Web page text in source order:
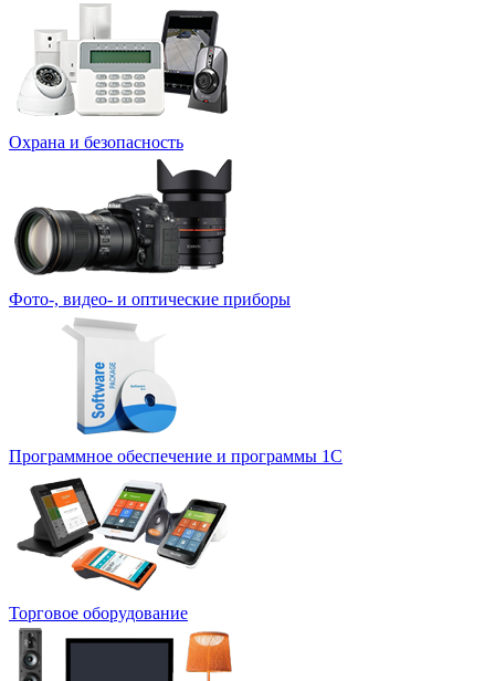
Охрана и безопасность
Фото-, видео- и оптические приборы
Программное обеспечение и программы 1С
Торговое оборудование